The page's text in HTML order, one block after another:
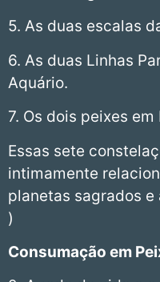
5. As duas escalas
6. As duas Linhas
Aquário.
7. Os dois peixes em
Essas sete
intimamente
planetas sagrados e
)
Consumação em